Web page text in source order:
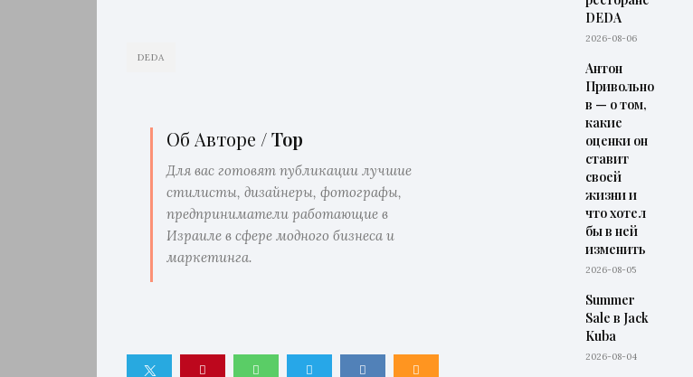
DEDA
Об Авторе /Top
Для вас готовят публикации лучшие
стилисты, дизайнеры, фотографы,
предприниматели работающие в
Израиле в сфере модного бизнеса и
маркетинга.
DEDA
2026-08-06
Антон
Привольно
в — о том,
какие
оценки он
ставит
своей
жизни и
что хотел
бы в ней
изменить
2026-08-05
Summer
Sale в Jack
Kuba
2026-08-04